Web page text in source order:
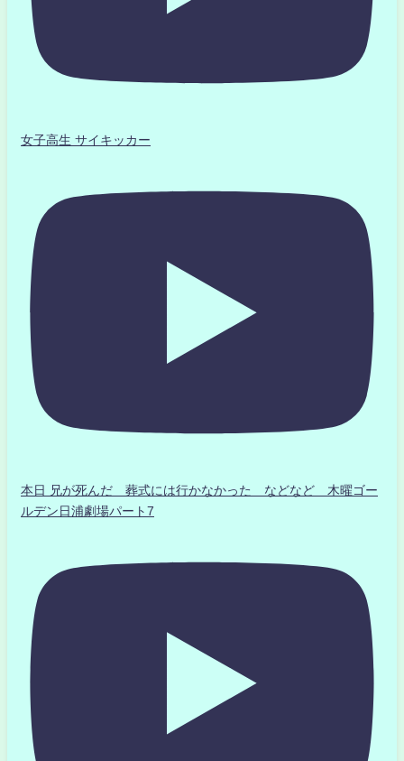
女子高生 サイキッカー
本日 兄が死んだ 葬式には行かなかった などなど 木曜ゴー
ルデン日浦劇場パート7